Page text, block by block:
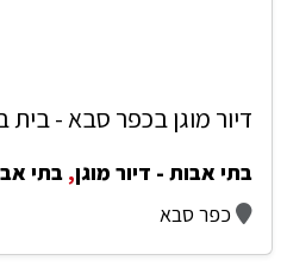
דיור מוגן בכפר סבא - בית
בתי אבות - דיור מוגן, בתי
כפר סבא